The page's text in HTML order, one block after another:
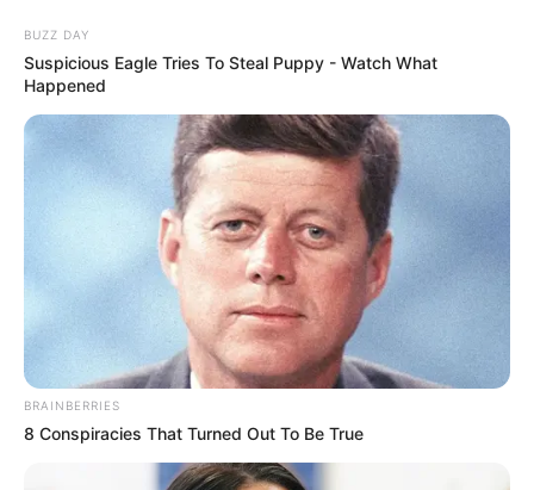
Ideias Fantásticas de Almofadas
Artesanais para Decorar sua Sala
BUZZ DAY
Suspicious Eagle Tries To Steal Puppy - Watch What
Happened
BRAINBERRIES
8 Conspiracies That Turned Out To Be True